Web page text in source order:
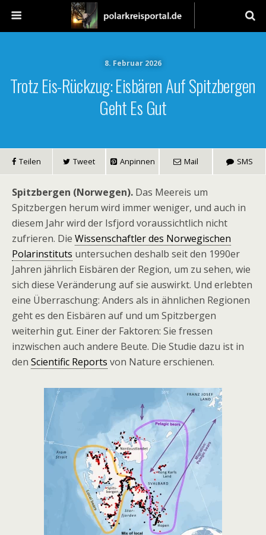
8. Februar 2026
Trotz Eis-Rückzug: Eisbären Auf Spitzbergen
Geht Es Gut
Teilen Tweet Anpinnen Mail SMS
Spitzbergen (Norwegen). Das Meereis um
Spitzbergen herum wird immer weniger, und auch in
diesem Jahr wird der Isfjord voraussichtlich nicht
zufrieren. Die Wissenschaftler des Norwegischen
Polarinstituts untersuchen deshalb seit den 1990er
Jahren jährlich Eisbären der Region, um zu sehen, wie
sich diese Veränderung auf sie auswirkt. Und erlebten
eine Überraschung: Anders als in ähnlichen Regionen
geht es den Eisbären auf und um Spitzbergen
weiterhin gut. Einer der Faktoren: Sie fressen
inzwischen auch andere Beute. Die Studie dazu ist in
den Scientific Reports von Nature erschienen.